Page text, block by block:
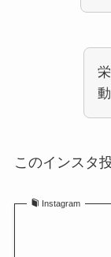
このインスタ
Instagram